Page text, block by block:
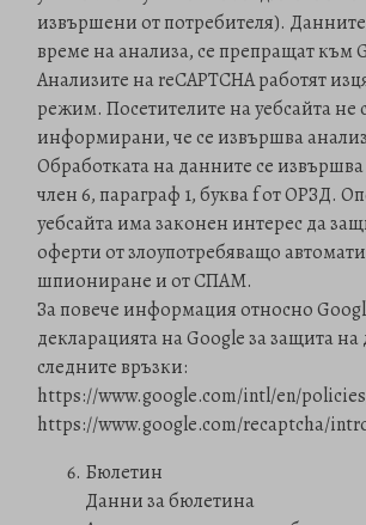
извършени от потребителя).
време на анализа, се препращат към
Анализите на reCAPTCHA работят
режим. Посетителите на уебсайта не
информирани, че се извършва
Обработката на данните се
член 6, параграф 1, буква f от ОРЗД.
уебсайта има законен интерес да
оферти от злоупотребяващо
шпиониране и от СПАМ.
За повече информация относно
декларацията на Google за защита
следните връзки:
https://www.google.com/intl/en/
https://www.google.com/recaptcha/
Бюлетин
Данни за бюлетина